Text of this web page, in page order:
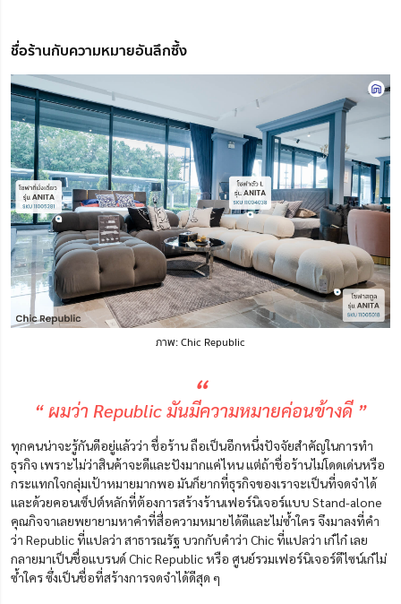
ชื่อร้านกับความหมายอันลึกซึ้ง
ภาพ: Chic Republic
“
“ ผมว่า Republic มันมีความหมายค่อนข้างดี ”
ทุกคนน่าจะรู้กันดีอยู่แล้วว่า ชื่อร้าน ถือเป็นอีกหนึ่งปัจจัยสำคัญในการทำ
ธุรกิจ เพราะไม่ว่าสินค้าจะดีและปังมากแค่ไหน แต่ถ้าชื่อร้านไม่โดดเด่นหรือ
กระแทกใจกลุ่มเป้าหมายมากพอ มันก็ยากที่ธุรกิจของเราจะเป็นที่จดจำได้
และด้วยคอนเซ็ปต์หลักที่ต้องการสร้างร้านเฟอร์นิเจอร์แบบ Stand-alone
คุณกิจจาเลยพยายามหาคำที่สื่อความหมายได้ดีและไม่ซ้ำใคร จึงมาลงที่คำ
ว่า Republic ที่แปลว่า สาธารณรัฐ บวกกับคำว่า Chic ที่แปลว่า เก๋ไก๋ เลย
กลายมาเป็นชื่อแบรนด์ Chic Republic หรือ ศูนย์รวมเฟอร์นิเจอร์ดีไซน์เก๋ไม่
ซ้ำใคร ซึ่งเป็นชื่อที่สร้างการจดจำได้ดีสุด ๆ